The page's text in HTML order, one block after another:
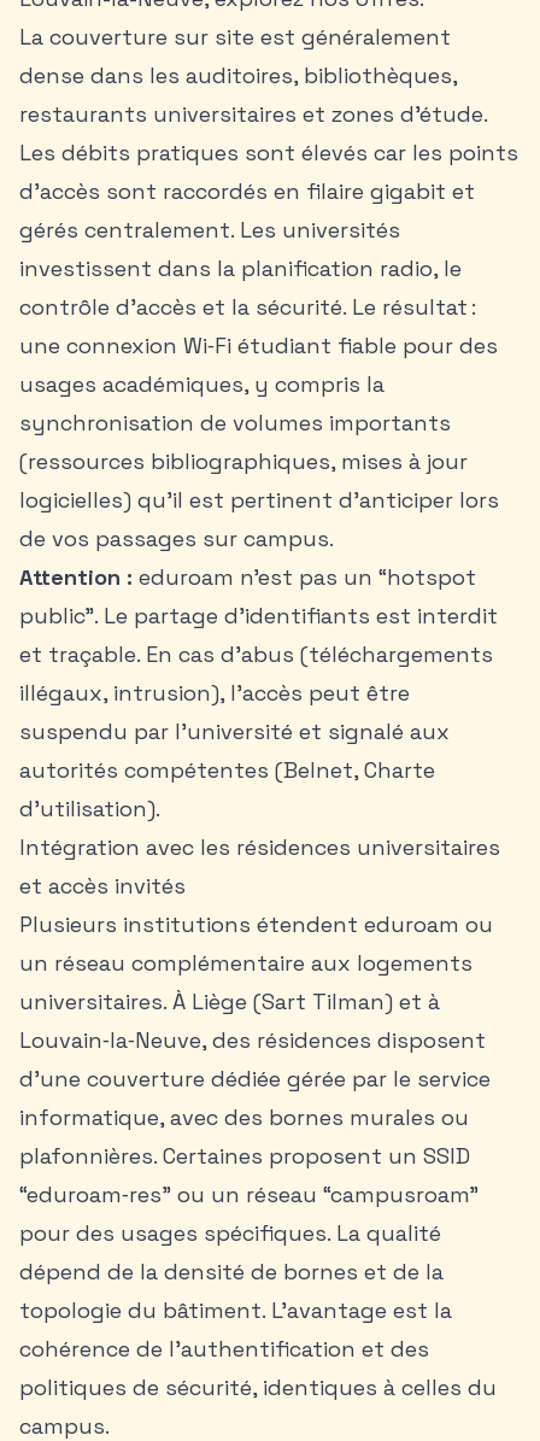
La couverture sur site est généralement
dense dans les auditoires, bibliothèques,
restaurants universitaires et zones d’étude.
Les débits pratiques sont élevés car les points
d’accès sont raccordés en filaire gigabit et
gérés centralement. Les universités
investissent dans la planification radio, le
contrôle d’accès et la sécurité. Le résultat :
une connexion Wi‑Fi étudiant fiable pour des
usages académiques, y compris la
synchronisation de volumes importants
(ressources bibliographiques, mises à jour
logicielles) qu’il est pertinent d’anticiper lors
de vos passages sur campus.
Attention : eduroam n’est pas un “hotspot
public”. Le partage d’identifiants est interdit
et traçable. En cas d’abus (téléchargements
illégaux, intrusion), l’accès peut être
suspendu par l’université et signalé aux
autorités compétentes (Belnet, Charte
d’utilisation).
Intégration avec les résidences universitaires
et accès invités
Plusieurs institutions étendent eduroam ou
un réseau complémentaire aux logements
universitaires. À Liège (Sart Tilman) et à
Louvain‑la‑Neuve, des résidences disposent
d’une couverture dédiée gérée par le service
informatique, avec des bornes murales ou
plafonnières. Certaines proposent un SSID
“eduroam‑res” ou un réseau “campusroam”
pour des usages spécifiques. La qualité
dépend de la densité de bornes et de la
topologie du bâtiment. L’avantage est la
cohérence de l’authentification et des
politiques de sécurité, identiques à celles du
campus.